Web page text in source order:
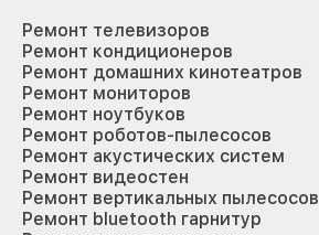
Ремонт телевизоров
Ремонт кондиционеров
Ремонт домашних кинотеатров
Ремонт мониторов
Ремонт ноутбуков
Ремонт роботов-пылесосов
Ремонт акустических систем
Ремонт видеостен
Ремонт вертикальных пылесосов
Ремонт bluetooth гарнитур